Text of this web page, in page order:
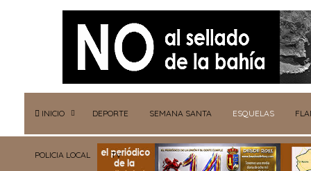
INICIO DEPORTE SEMANA SANTA ESQUELAS
POLICIA LOCAL TV